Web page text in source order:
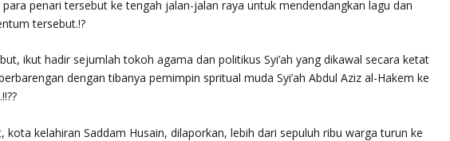
penari tersebut ke tengah jalan-jalan raya untuk mendendangkan lagu dan
tersebut.!?
ikut hadir sejumlah tokoh agama dan politikus Syi’ah yang dikawal secara ketat
dengan tibanya pemimpin spritual muda Syi’ah Abdul Aziz al-Hakem ke
kota kelahiran Saddam Husain, dilaporkan, lebih dari sepuluh ribu warga turun ke